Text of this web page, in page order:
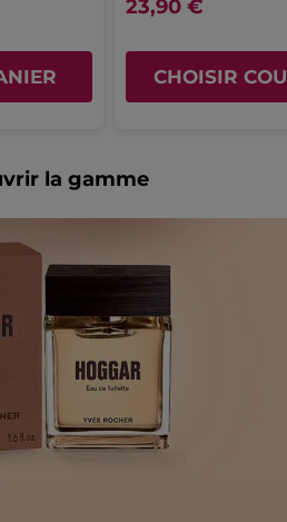
23,90 €
CHOISIR
la gamme